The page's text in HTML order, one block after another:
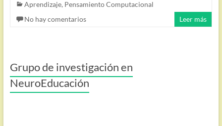
Aprendizaje, Pensamiento Computacional
No hay comentarios
Leer más
Grupo de investigación en
NeuroEducación